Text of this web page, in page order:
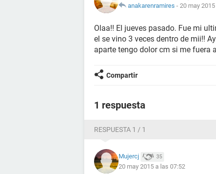
anakarenramires - 20 may
Olaa!! El jueves pasado. Fue mi
el se vino 3 veces dentro de mii!!
aparte tengo dolor cm si me fuera
Compartir
1 respuesta
RESPUESTA 1 / 1
Mujercj 35
20 may 2015 a las 07:52